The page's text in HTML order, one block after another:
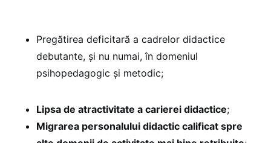
Pregătirea deficitară a cadrelor didactice
debutante, și nu numai, în domeniul
psihopedagogic și metodic;
Lipsa de atractivitate a carierei didactice;
Migrarea personalului didactic calificat spre